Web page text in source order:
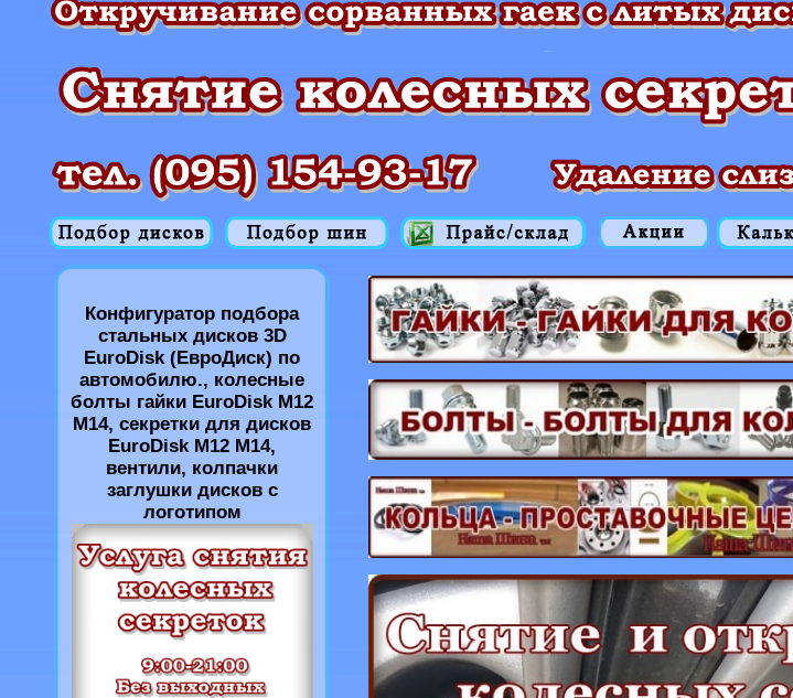
Конфигуратор подбора
стальных дисков 3D
EuroDisk (ЕвроДиск) по
автомобилю., колесные
болты гайки EuroDisk M12
M14, секретки для дисков
EuroDisk M12 M14,
вентили, колпачки
заглушки дисков с
логотипом